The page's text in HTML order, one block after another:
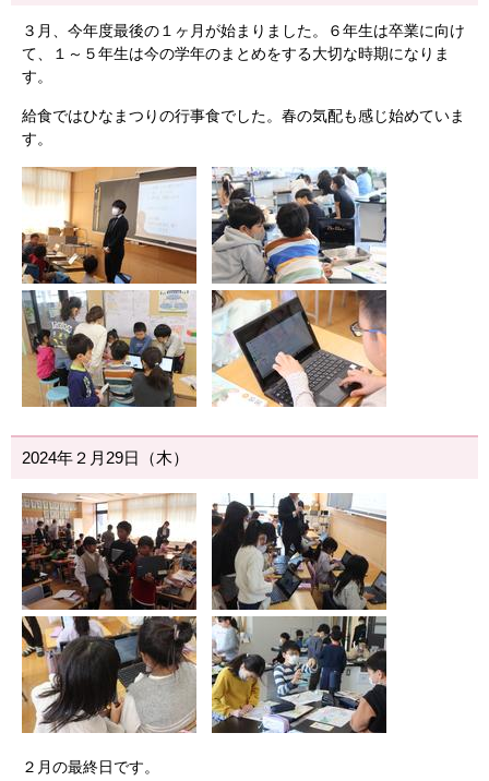
３月、今年度最後の１ヶ月が始まりました。６年生は卒業に向け
て、１～５年生は今の学年のまとめをする大切な時期になりま
す。
給食ではひなまつりの行事食でした。春の気配も感じ始めていま
す。
2024年２月29日（木）
２月の最終日です。